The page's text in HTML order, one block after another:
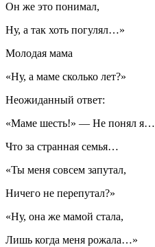
Он же это понимал,
Ну, а так хоть погулял…»
Молодая мама
«Ну, а маме сколько лет?»
Неожиданный ответ:
«Маме шесть!» — Не понял я…
Что за странная семья…
«Ты меня совсем запутал,
Ничего не перепутал?»
«Ну, она же мамой стала,
Лишь когда меня рожала…»